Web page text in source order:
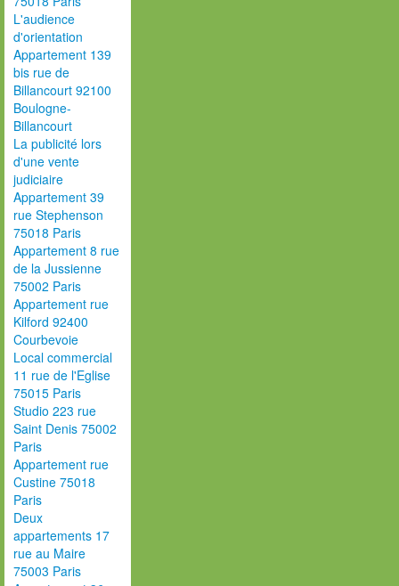
L'audience
d'orientation
Appartement 139
bis rue de
Billancourt 92100
Boulogne-
Billancourt
La publicité lors
d'une vente
judiciaire
Appartement 39
rue Stephenson
75018 Paris
Appartement 8 rue
de la Jussienne
75002 Paris
Appartement rue
Kilford 92400
Courbevoie
Local commercial
11 rue de l'Eglise
75015 Paris
Studio 223 rue
Saint Denis 75002
Paris
Appartement rue
Custine 75018
Paris
Deux
appartements 17
rue au Maire
75003 Paris